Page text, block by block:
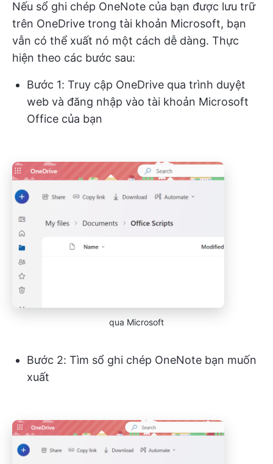
Nếu sổ ghi chép OneNote của bạn được lưu trữ
trên OneDrive trong tài khoản Microsoft, bạn
vẫn có thể xuất nó một cách dễ dàng. Thực
hiện theo các bước sau:
Bước 1: Truy cập OneDrive qua trình duyệt
web và đăng nhập vào tài khoản Microsoft
Office của bạn
qua Microsoft
Bước 2: Tìm sổ ghi chép OneNote bạn muốn
xuất